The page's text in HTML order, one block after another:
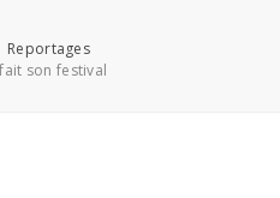
Reportages
son festival